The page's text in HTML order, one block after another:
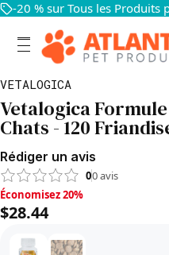
VETALOGICA
Vetalogica
Chats - 120
Rédiger un avis
00avis
Économisez 20%,
Économisez 20%
$28.44